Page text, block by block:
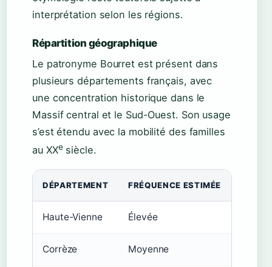
interprétation selon les régions.
Répartition géographique
Le patronyme Bourret est présent dans
plusieurs départements français, avec
une concentration historique dans le
Massif central et le Sud-Ouest. Son usage
s’est étendu avec la mobilité des familles
au XXesiècle.
DÉPARTEMENT FRÉQUENCE ESTIMÉE
Haute-Vienne Élevée
Corrèze Moyenne